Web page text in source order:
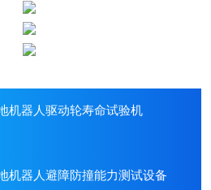
机器人驱动轮寿命试验机
机器人避障防撞能力测试设备